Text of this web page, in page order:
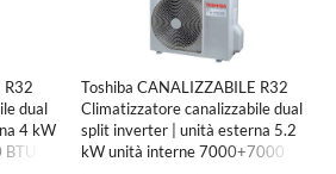
R32
dual
4 kW
Toshiba CANALIZZABILE R32
Climatizzatore canalizzabile dual
split inverter | unità esterna 5.2
kW unità interne 7000+7000